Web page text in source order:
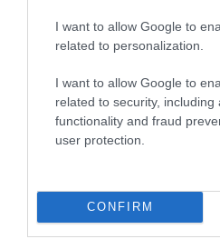
I want to allow Google to
related to personalization.
I want to allow Google to
related to security, including
functionality and fraud
user protection.
CONFIRM
07.08.2026 | 19:02
Απετράπη το εγχείρημα
αντεπίθεση στο
μετά της προσπάθειάς